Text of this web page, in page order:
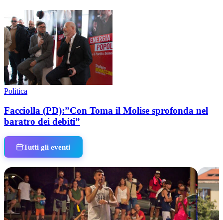
Politica
Facciolla (PD):”Con Toma il Molise sprofonda nel
baratro dei debiti”
Tutti gli eventi